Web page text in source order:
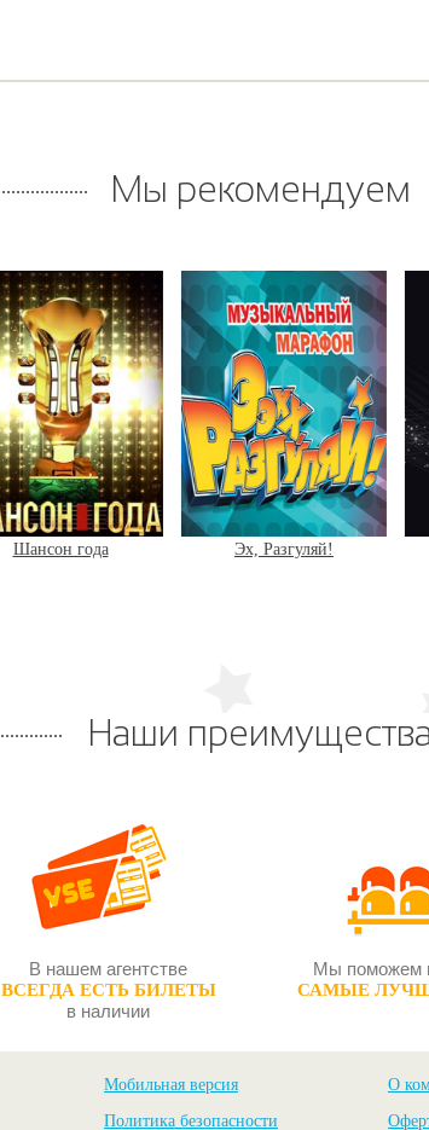
Мы рекомендуем
Шансон года Эх, Разгуляй!
Наши преимущества
В нашем агентстве
ВСЕГДА ЕСТЬ БИЛЕТЫ
в наличии
Мы поможем
САМЫЕ
Мобильная версия
Политика безопасности
О